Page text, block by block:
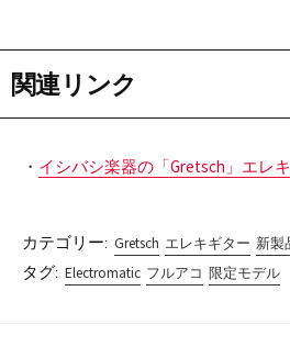
関連リンク
・ イシバシ楽器の「Gretsch」エレ
カテゴリー: Gretsch エレキギター 新製
タグ: Electromatic フルアコ 限定モデル